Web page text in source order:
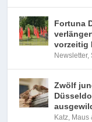
Fortuna
vorzeitig
Newsletter,
Zwölf
Katz, Maus